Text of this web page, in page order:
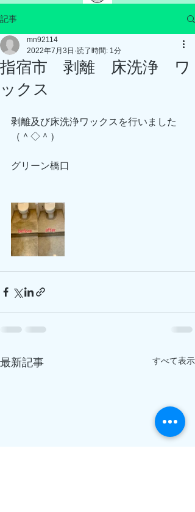
記事
指宿市 剥離 床洗浄 ワ
ックス
mn92114
2022年7月3日 読了時間: 1分
剥離及び床洗浄ワックスを行いました
（＾◇＾）
グリーン橋口
最新記事 すべて表示